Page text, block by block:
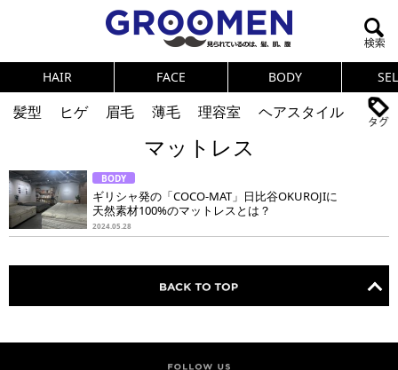
HAIR FACE BODY
髪型 ヒゲ 眉毛 薄毛 理容室
ヘアスタイル
ニオイ
連載
メンズコスメ
NEWS PICK UP 筋肉
女の本音
テストステロン
健康
スキンケア 食事
調査結果
トレーニング
好印象な男
頭皮ケア
ダイエット
理容室
マットレス
BODY
ギリシャ発の「COCO-MAT」日比谷OKUROJIに
天然素材100%のマットレスとは？
2024.05.28